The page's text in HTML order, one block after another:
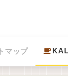
マップ